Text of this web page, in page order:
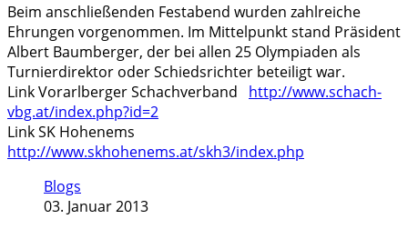
Beim anschließenden Festabend wurden zahlreiche
Ehrungen vorgenommen. Im Mittelpunkt stand Präsident
Albert Baumberger, der bei allen 25 Olympiaden als
Turnierdirektor oder Schiedsrichter beteiligt war.
Link Vorarlberger Schachverband http://www.schach-
vbg.at/index.php?id=2
Link SK Hohenems
http://www.skhohenems.at/skh3/index.php
Blogs
03. Januar 2013